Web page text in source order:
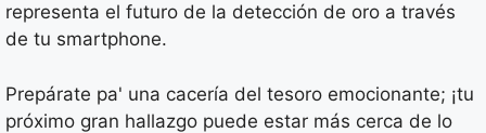
representa el futuro de la detección de oro a través
de tu smartphone.
Prepárate pa' una cacería del tesoro emocionante; ¡tu
próximo gran hallazgo puede estar más cerca de lo